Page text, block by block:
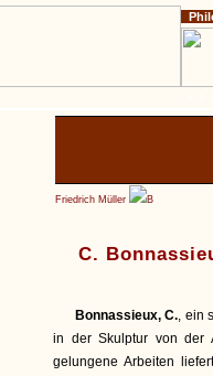
Friedrich Müller B
C.
Bonnassieux, C., ein
in der Skulptur von der
gelungene Arbeiten